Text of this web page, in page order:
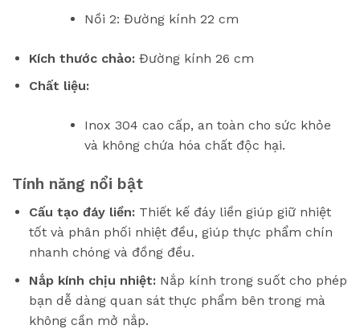
Nồi 2: Đường kính 22 cm
Kích thước chảo:Đường kính 26 cm
Chất liệu:
Inox 304 cao cấp, an toàn cho sức khỏe
và không chứa hóa chất độc hại.
Tính năng nổi bật
Cấu tạo đáy liền:Thiết kế đáy liền giúp giữ nhiệt
tốt và phân phối nhiệt đều, giúp thực phẩm chín
nhanh chóng và đồng đều.
Nắp kính chịu nhiệt:Nắp kính trong suốt cho phép
bạn dễ dàng quan sát thực phẩm bên trong mà
không cần mở nắp.